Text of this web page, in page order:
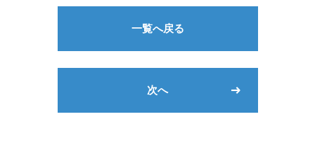
一覧へ戻る
次へ